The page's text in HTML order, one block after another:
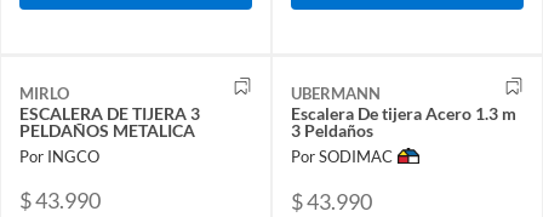
MIRLO
ESCALERA DE TIJERA 3
PELDAÑOS METALICA
Por INGCO
$ 43.990
UBERMANN
Escalera De tijera Acero 1.3 m
3 Peldaños
Por SODIMAC
$ 43.990